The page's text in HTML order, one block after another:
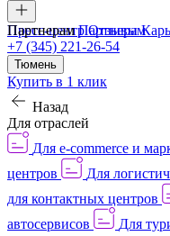
Пресс-центрОтзывы
ПартнерамПартнерам
+7 (345) 221-26-54
Тюмень
Купить в 1 клик
Назад
Для отраслей
Для e-commerce и
центров
Для
для контактных центров
автосервисов
Для